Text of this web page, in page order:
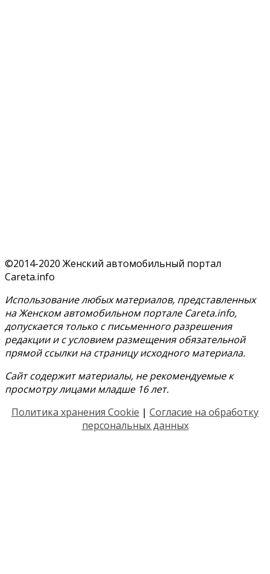
©2014-2020 Женский автомобильный портал
Careta.info
Использование любых материалов, представленных
на Женском автомобильном портале Careta.info,
допускается только с письменного разрешения
редакции и с условием размещения обязательной
прямой ссылки на страницу исходного материала.
Сайт содержит материалы, не рекомендуемые к
просмотру лицами младше 16 лет.
Политика хранения Cookie | Согласие на обработку
персональных данных